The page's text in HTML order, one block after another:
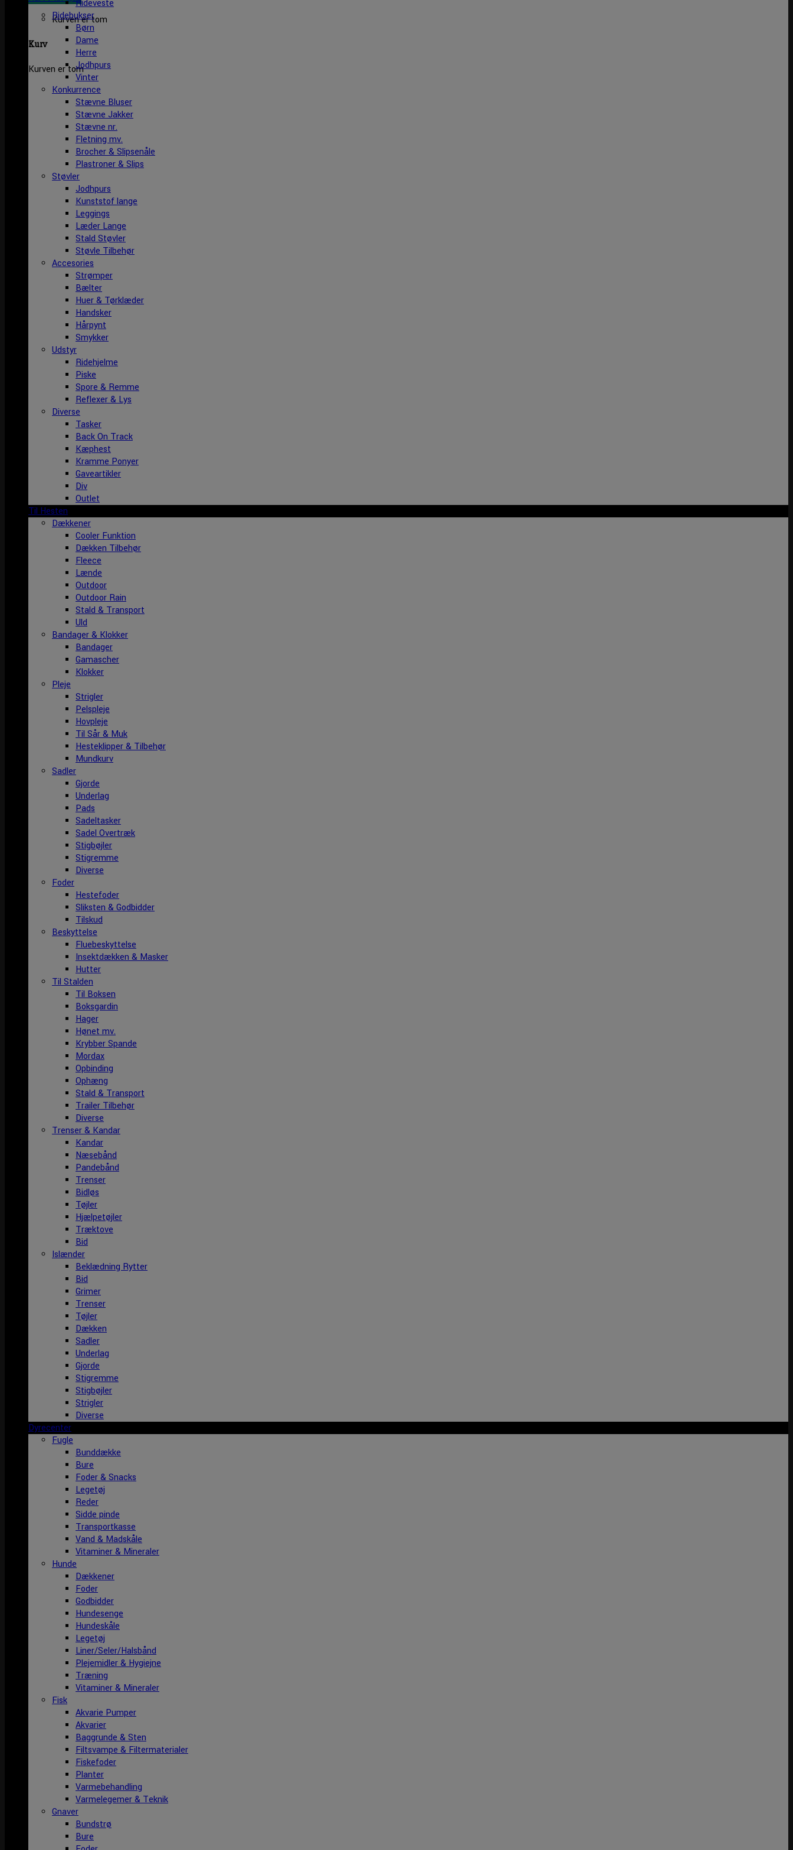
Kurven er tom
Kurv
Kurven er tom
Rideveste
Ridebukser
Børn
Dame
Herre
Jodhpurs
Vinter
Konkurrence
Stævne Bluser
Stævne Jakker
Stævne nr.
Fletning mv.
Brocher & Slipsenåle
Plastroner & Slips
Støvler
Jodhpurs
Kunststof lange
Leggings
Læder Lange
Stald Støvler
Støvle Tilbehør
Accesories
Strømper
Bælter
Huer & Tørklæder
Handsker
Hårpynt
Smykker
Udstyr
Ridehjelme
Piske
Spore & Remme
Reflexer & Lys
Diverse
Tasker
Back On Track
Kæphest
Kramme Ponyer
Gaveartikler
Div
Outlet
Til Hesten
Dækkener
Cooler Funktion
Dækken Tilbehør
Fleece
Lænde
Outdoor
Outdoor Rain
Stald & Transport
Uld
Bandager & Klokker
Bandager
Gamascher
Klokker
Pleje
Strigler
Pelspleje
Hovpleje
Til Sår & Muk
Hesteklipper & Tilbehør
Mundkurv
Sadler
Gjorde
Underlag
Pads
Sadeltasker
Sadel Overtræk
Stigbøjler
Stigremme
Diverse
Foder
Hestefoder
Sliksten & Godbidder
Tilskud
Beskyttelse
Fluebeskyttelse
Insektdækken & Masker
Hutter
Til Stalden
Til Boksen
Boksgardin
Hager
Hønet mv.
Krybber Spande
Mordax
Opbinding
Ophæng
Stald & Transport
Trailer Tilbehør
Diverse
Trenser & Kandar
Kandar
Næsebånd
Pandebånd
Trenser
Bidløs
Tøjler
Hjælpetøjler
Træktove
Bid
Islænder
Beklædning Rytter
Bid
Grimer
Trenser
Tøjler
Dækken
Sadler
Underlag
Gjorde
Stigremme
Stigbøjler
Strigler
Diverse
Dyrecenter
Fugle
Bunddække
Bure
Foder & Snacks
Legetøj
Reder
Sidde pinde
Transportkasse
Vand & Madskåle
Vitaminer & Mineraler
Hunde
Dækkener
Foder
Godbidder
Hundesenge
Hundeskåle
Legetøj
Liner/Seler/Halsbånd
Plejemidler & Hygiejne
Træning
Vitaminer & Mineraler
Fisk
Akvarie Pumper
Akvarier
Baggrunde & Sten
Filtsvampe & Filtermaterialer
Fiskefoder
Planter
Varmebehandling
Varmelegemer & Teknik
Gnaver
Bundstrø
Bure